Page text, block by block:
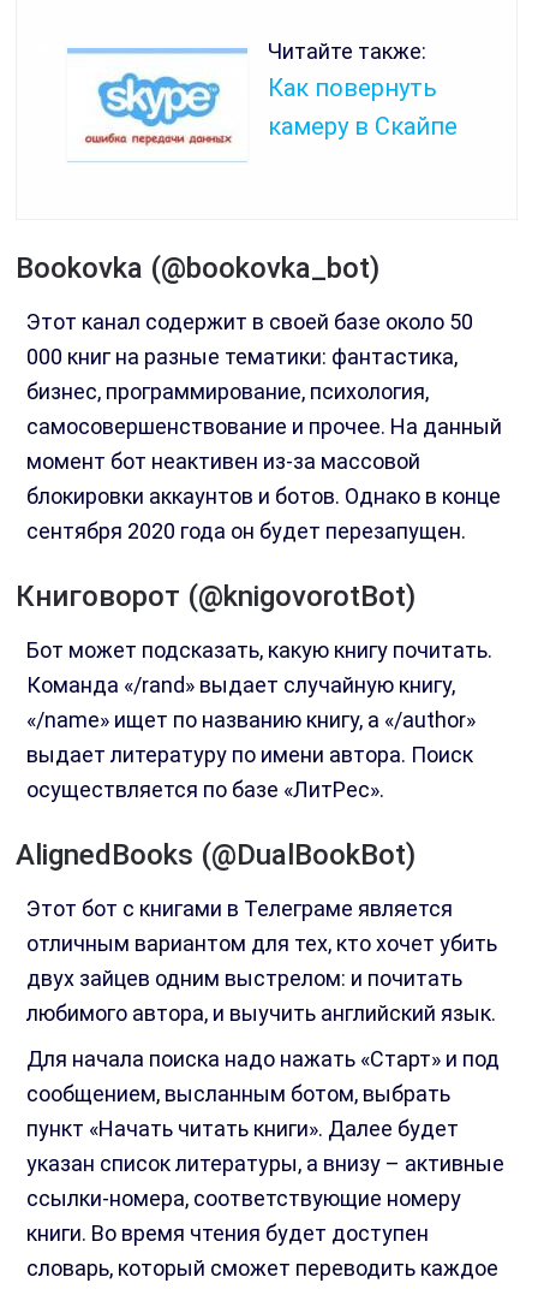
Читайте также:
Как повернуть
камеру в Скайпе
Bookovka (@bookovka_bot)
Этот канал содержит в своей базе около 50
000 книг на разные тематики: фантастика,
бизнес, программирование, психология,
самосовершенствование и прочее. На данный
момент бот неактивен из-за массовой
блокировки аккаунтов и ботов. Однако в конце
сентября 2020 года он будет перезапущен.
Книговорот (@knigovorotBot)
Бот может подсказать, какую книгу почитать.
Команда «/rand» выдает случайную книгу,
«/name» ищет по названию книгу, а «/author»
выдает литературу по имени автора. Поиск
осуществляется по базе «ЛитРес».
AlignedBooks (@DualBookBot)
Этот бот с книгами в Телеграме является
отличным вариантом для тех, кто хочет убить
двух зайцев одним выстрелом: и почитать
любимого автора, и выучить английский язык.
Для начала поиска надо нажать «Старт» и под
сообщением, высланным ботом, выбрать
пункт «Начать читать книги». Далее будет
указан список литературы, а внизу – активные
ссылки-номера, соответствующие номеру
книги. Во время чтения будет доступен
словарь, который сможет переводить каждое